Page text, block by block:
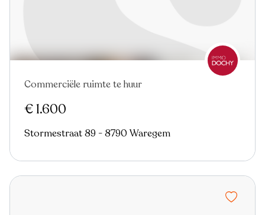
Nieuw
Commerciële ruimte te huur
€ 1.600
Stormestraat 89 - 8790 Waregem